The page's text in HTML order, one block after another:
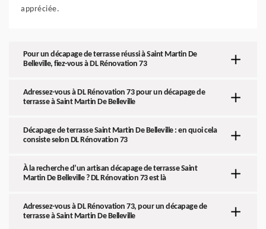
appréciée.
Pour un décapage de terrasse réussi à Saint Martin De
Belleville, fiez-vous à DL Rénovation 73
Adressez-vous à DL Rénovation 73 pour un décapage de
terrasse à Saint Martin De Belleville
Décapage de terrasse Saint Martin De Belleville : en quoi cela
consiste selon DL Rénovation 73
À la recherche d’un artisan décapage de terrasse Saint
Martin De Belleville ? DL Rénovation 73 est là
Adressez-vous à DL Rénovation 73, pour un décapage de
terrasse à Saint Martin De Belleville